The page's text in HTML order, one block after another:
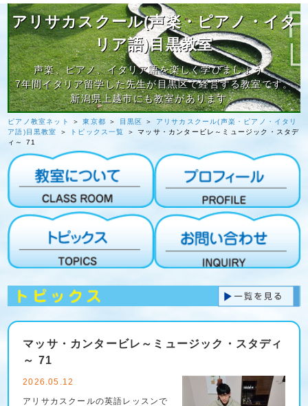
アリサカスクール(声楽・ピアノ・イタ
リア語)目黒教室
声楽、ピアノ、イタリア語を楽しく学びましょう。
7年間イタリア留学した先生が目黒区で経営する教室です。
新潟県上越市にも教室があります。
ピアノ教室ネット ＞東京都 ＞ 目黒区 ＞
アリサカスクール(声楽・ピアノ・イタリ
ア語)目黒教室
＞ トピックス一覧
＞ マッサ・カンタービレ～ミュージック・スタデ
ィ～ 71
マッサ・カンタービレ～ミュージック・スタディ
～ 71
2026.05.12
アリサカスクールの英語レッスンで